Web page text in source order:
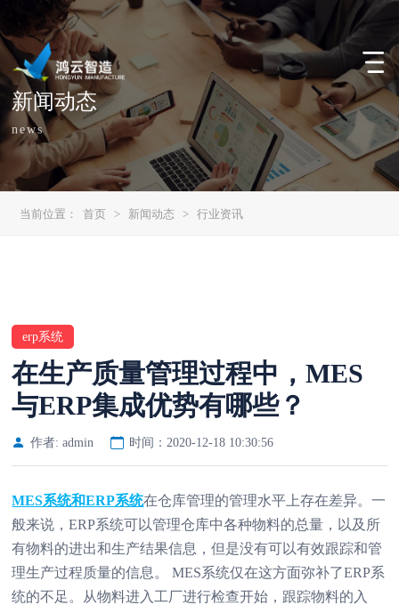
新闻动态
news
当前位置： 首页 > 新闻动态 > 行业资讯
erp系统
在生产质量管理过程中，MES
与ERP集成优势有哪些？
作者: admin 时间：2020-12-18 10:30:56
MES系统和ERP系统在仓库管理的管理水平上存在差异。一
般来说，ERP系统可以管理仓库中各种物料的总量，以及所
有物料的进出和生产结果信息，但是没有可以有效跟踪和管
理生产过程质量的信息。 MES系统仅在这方面弥补了ERP系
统的不足。从物料进入工厂进行检查开始，跟踪物料的入